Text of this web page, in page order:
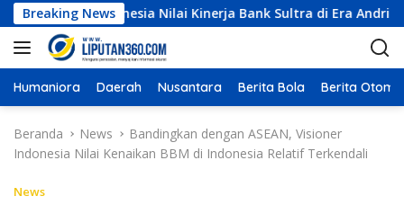
a
g
u
Breaking News
Indonesia Nilai Kinerja Bank Sultra di Era Andri
Humaniora Daerah Nusantara Berita Bola Berita
Beranda News
Bandingkan dengan ASEAN, Visioner
Indonesia Nilai Kenaikan BBM di Indonesia Relatif Terkendali
News